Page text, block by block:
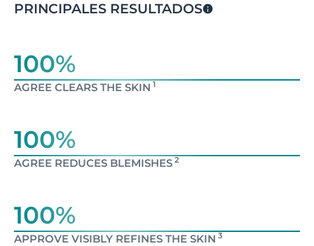
PRINCIPALES RESULTADOS
100%
AGREE CLEARS THE SKIN 1
100%
AGREE REDUCES BLEMISHES 2
100%
APPROVE VISIBLY REFINES THE SKIN 3